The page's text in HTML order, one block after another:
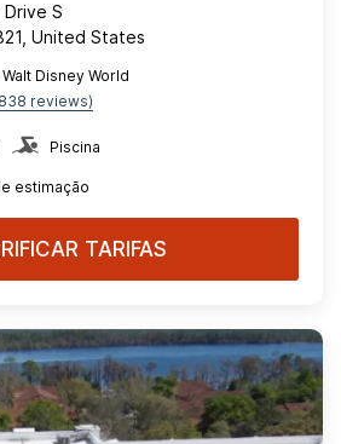
S
United States
Disney World
reviews)
Piscina
estimação
TARIFAS